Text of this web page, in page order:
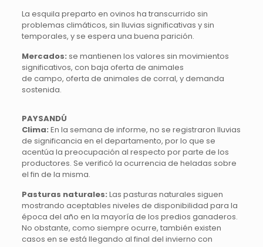
La esquila preparto en ovinos ha transcurrido sin
problemas climáticos, sin lluvias significativas y sin
temporales, y se espera una buena parición.
Mercados: se mantienen los valores sin movimientos
significativos, con baja oferta de animales
de campo, oferta de animales de corral, y demanda
sostenida.
PAYSANDÚ
Clima: En la semana de informe, no se registraron lluvias
de significancia en el departamento, por lo que se
acentúa la preocupación al respecto por parte de los
productores. Se verificó la ocurrencia de heladas sobre
el fin de la misma.
Pasturas naturales: Las pasturas naturales siguen
mostrando aceptables niveles de disponibilidad para la
época del año en la mayoría de los predios ganaderos.
No obstante, como siempre ocurre, también existen
casos en se está llegando al final del invierno con